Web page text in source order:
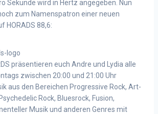
Sekunde wird in Hertz angegeben. Nun
zum Namenspatron einer neuen
HORADS 88,6:
präsentieren euch Andre und Lydia alle
zwischen 20:00 und 21:00 Uhr
aus den Bereichen Progressive Rock, Art-
Rock, Bluesrock, Fusion,
Musik und anderen Genres mit